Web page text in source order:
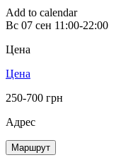
Add to calendar
Вс 07 сен 11:00-22:00
Цена
Цена
250-700 грн
Адрес
Маршрут